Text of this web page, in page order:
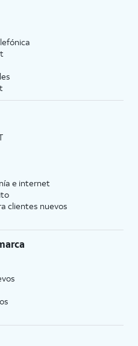
e internet
clientes nuevos